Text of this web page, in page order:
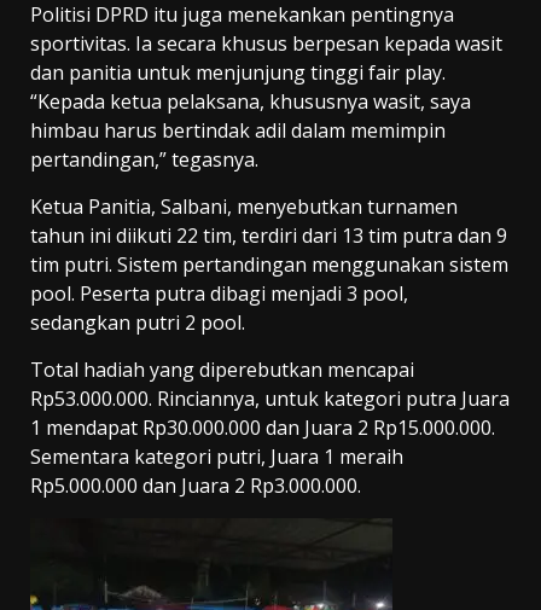
Politisi DPRD itu juga menekankan pentingnya
sportivitas. Ia secara khusus berpesan kepada wasit
dan panitia untuk menjunjung tinggi fair play.
“Kepada ketua pelaksana, khususnya wasit, saya
himbau harus bertindak adil dalam memimpin
pertandingan,” tegasnya.
Ketua Panitia, Salbani, menyebutkan turnamen
tahun ini diikuti 22 tim, terdiri dari 13 tim putra dan 9
tim putri. Sistem pertandingan menggunakan sistem
pool. Peserta putra dibagi menjadi 3 pool,
sedangkan putri 2 pool.
Total hadiah yang diperebutkan mencapai
Rp53.000.000. Rinciannya, untuk kategori putra Juara
1 mendapat Rp30.000.000 dan Juara 2 Rp15.000.000.
Sementara kategori putri, Juara 1 meraih
Rp5.000.000 dan Juara 2 Rp3.000.000.